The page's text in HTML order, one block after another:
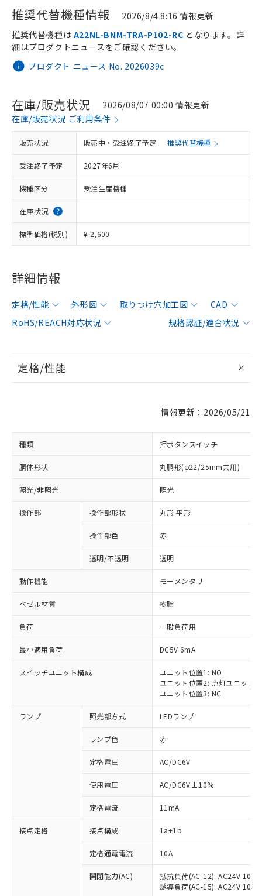
推奨代替機種情報 2026/8/4 8:16 情報更新
プロダクト ニュース No. 2026039c
推奨代替機種は A22NL-BNM-TRA-P102-RC となります。詳
細はプロダクトニュースをご確認ください。
在庫/販売状況
2026/08/07 00:00 情報更新
在庫/販売状況 ご利用条件
販売状況 販売中・受注終了予定 推奨代替機種
受注終了予定 2027年6月
機種区分 受注生産機種
在庫状況
標準価格(税別) ¥ 2,600
詳細情報
定格/性能 外形図 取りつけ穴加工図
CAD
RoHS/REACH対応状況
規格認証/適合状況
定格/性能
情報更新：2026/05/21
種類 押ボタンスイッチ
胴体形状 丸胴形(φ22/25mm共用)
照光/非照光 照光
操作部 操作部形状 丸形 平形
操作部色 赤
透明/不透明 透明
動作機能 モーメンタリ
ベゼル材質 樹脂
負荷 一般負荷用
最小適用負荷 DC5V 6mA
スイッチユニット構成
ユニット位置1: NO
ユニット位置2: 点灯ユニット
ユニット位置3: NC
ランプ 照光部方式 LEDランプ
ランプ色 赤
定格電圧 AC/DC6V
使用電圧 AC/DC6V±10%
定格電流 11mA
接点定格 接点構成 1a+1b
定格通電電流 10A
開閉能力(AC)
抵抗負荷(AC-12): AC24V 10A/
誘導負荷(AC-15): AC24V
ご利用条件
ご利用ください。
非含有に対応した製品が提供可能な商品で
有に対応した製品に切り替える予定のある
対応予定なし：EU RoHS指令（10物質）の
非含有に非対応の商品で、対応品を出す予
定はありません。
調査・確認中：EU RoHS指令（10物質）の